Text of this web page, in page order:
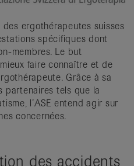
des ergothérapeutes suisses
spécifiques dont
membres. Le but
faire connaître et de
Grâce à sa
partenaires tels que la
l’ASE entend agir sur
concernées.
des accidents